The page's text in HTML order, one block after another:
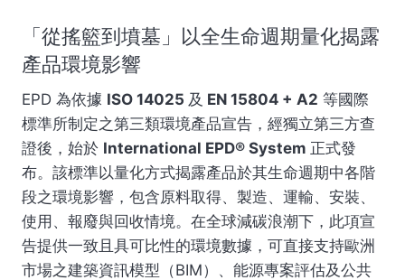
「從搖籃到墳墓」以全生命週期量化揭露
產品環境影響
EPD 為依據 ISO 14025 及 EN 15804 + A2 等國際
標準所制定之第三類環境產品宣告，經獨立第三方查
證後，始於 International EPD® System 正式發
布。該標準以量化方式揭露產品於其生命週期中各階
段之環境影響，包含原料取得、製造、運輸、安裝、
使用、報廢與回收情境。在全球減碳浪潮下，此項宣
告提供一致且具可比性的環境數據，可直接支持歐洲
市場之建築資訊模型（BIM）、能源專案評估及公共